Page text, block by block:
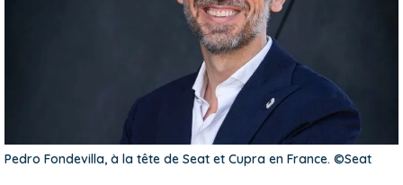
Pedro Fondevilla, à la tête de Seat et Cupra en France. ©Seat